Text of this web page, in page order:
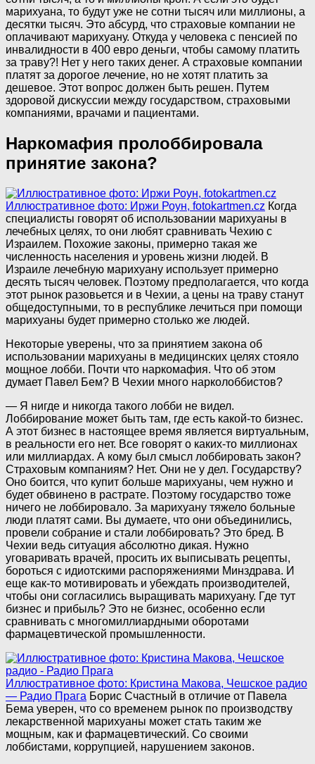
марихуана, то будут уже не сотни тысяч или миллионы, а
десятки тысяч. Это абсурд, что страховые компании не
оплачивают марихуану. Откуда у человека с пенсией по
инвалидности в 400 евро деньги, чтобы самому платить
за траву?! Нет у него таких денег. А страховые компании
платят за дорогое лечение, но не хотят платить за
дешевое. Этот вопрос должен быть решен. Путем
здоровой дискуссии между государством, страховыми
компаниями, врачами и пациентами.
Наркомафия пролоббировала
принятие закона?
Иллюстративное фото: Иржи Роун, fotokartmen.cz Когда
специалисты говорят об использовании марихуаны в
лечебных целях, то они любят сравнивать Чехию с
Израилем. Похожие законы, примерно такая же
численность населения и уровень жизни людей. В
Израиле лечебную марихуану использует примерно
десять тысяч человек. Поэтому предполагается, что когда
этот рынок разовьется и в Чехии, а цены на траву станут
общедоступными, то в республике лечиться при помощи
марихуаны будет примерно столько же людей.
Некоторые уверены, что за принятием закона об
использовании марихуаны в медицинских целях стояло
мощное лобби. Почти что наркомафия. Что об этом
думает Павел Бем? В Чехии много нарколоббистов?
— Я нигде и никогда такого лобби не видел.
Лоббирование может быть там, где есть какой-то бизнес.
А этот бизнес в настоящее время является виртуальным,
в реальности его нет. Все говорят о каких-то миллионах
или миллиардах. А кому был смысл лоббировать закон?
Страховым компаниям? Нет. Они не у дел. Государству?
Оно боится, что купит больше марихуаны, чем нужно и
будет обвинено в растрате. Поэтому государство тоже
ничего не лоббировало. За марихуану тяжело больные
люди платят сами. Вы думаете, что они объединились,
провели собрание и стали лоббировать? Это бред. В
Чехии ведь ситуация абсолютно дикая. Нужно
уговаривать врачей, просить их выписывать рецепты,
бороться с идиотскими распоряжениями Минздрава. И
еще как-то мотивировать и убеждать производителей,
чтобы они согласились выращивать марихуану. Где тут
бизнес и прибыль? Это не бизнес, особенно если
сравнивать с многомиллиардными оборотами
фармацевтической промышленности.
Иллюстративное фото: Кристина Макова, Чешское радио
— Радио Прага Борис Счастный в отличие от Павела
Бема уверен, что со временем рынок по производству
лекарственной марихуаны может стать таким же
мощным, как и фармацевтический. Со своими
лоббистами, коррупцией, нарушением законов.